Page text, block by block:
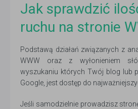
Jak sprawdzić
ruchu na stronie
Podstawą działań związanych z
WWW oraz z wyłonieniem
wyszukaniu których Twój blog lub
Google, jest dostęp do
Jeśli samodzielnie prowadzisz